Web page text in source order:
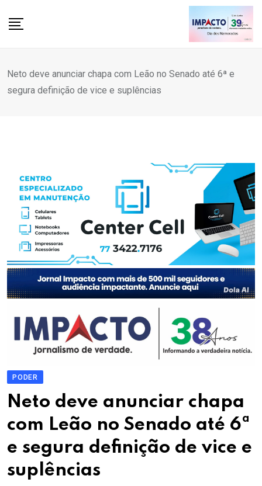
Neto deve anunciar chapa com Leão no Senado até 6ª e
segura definição de vice e suplências
PODER
Neto deve anunciar chapa
com Leão no Senado até 6ª
e segura definição de vice e
suplências